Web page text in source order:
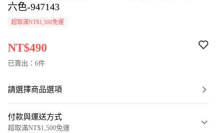
六色-947143
超取滿NT$1,500免運
NT$490
已賣出：6件
請選擇商品選項
付款與運送方式
超取滿NT$1,500免運